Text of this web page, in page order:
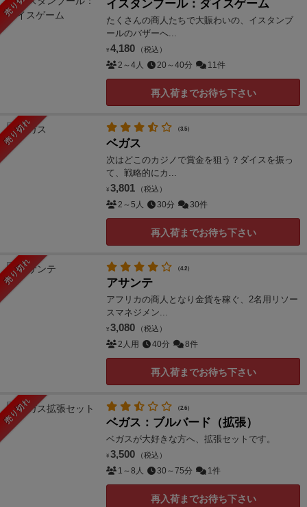
イスタンブール：ダイスゲーム
たくさんの商人たちで大賑わいの、イスタンブ
ールのバザーへ...
¥ 4,180 （税込）
2～4人 20～40分 11件
再入荷までお待ち下さい
売り切れ （3.5）
ベガス
次はどこのカジノで賞金を狙う？ダイスを振っ
て、戦略的にカ...
¥ 3,801 （税込）
2～5人 30分 30件
再入荷までお待ち下さい
売り切れ （4.2）
アサンテ
アフリカの商人となり金貨を稼ぐ、2名用リソー
スマネジメン...
¥ 3,080 （税込）
2人用 40分 8件
再入荷までお待ち下さい
売り切れ （2.6）
ベガス：ブルバード（拡張）
ベガスが大好きな方へ、拡張セットです。
¥ 3,500 （税込）
1～8人 30～75分 1件
再入荷までお待ち下さい